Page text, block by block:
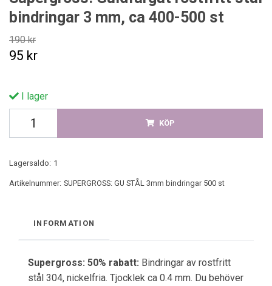
bindringar 3 mm, ca 400-500 st
190 kr
95 kr
I lager
KÖP
Lagersaldo: 1
Artikelnummer: SUPERGROSS: GU STÅL 3mm bindringar 500 st
INFORMATION
Supergross: 50% rabatt: Bindringar av rostfritt
stål 304, nickelfria. Tjocklek ca 0.4 mm. Du behöver